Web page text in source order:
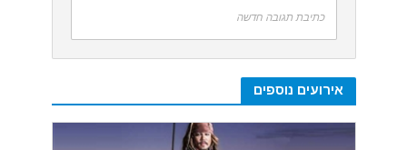
כתיבת תגובה חדשה
אירועים נוספים